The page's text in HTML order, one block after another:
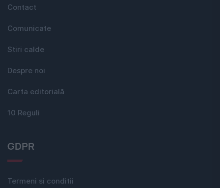
Contact
Comunicate
Stiri calde
Despre noi
Carta editorială
10 Reguli
GDPR
Termeni si conditii